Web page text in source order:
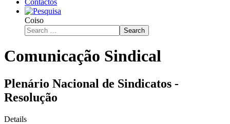
Coiso
Search
Comunicação Sindical
Plenário Nacional de Sindicatos -
Resolução
Details